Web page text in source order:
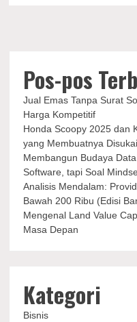
Pos-pos
Jual Emas Tanpa Surat
Harga Kompetitif
Honda Scoopy 2025 dan
yang Membuatnya
Membangun Budaya
Software, tapi Soal
Analisis Mendalam:
Bawah 200 Ribu (Edisi
Mengenal Land Value
Masa Depan
Kategori
Bisnis